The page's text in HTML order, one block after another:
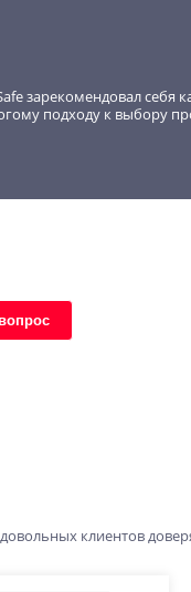
зарекомендовал
подходу к выбору
клиентов